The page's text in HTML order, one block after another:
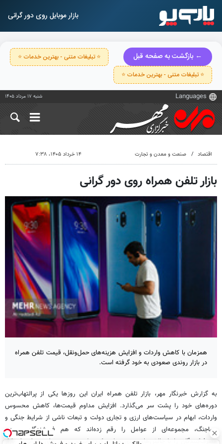
بازار موبایل روی دور گرانی
← بازگشت به صفحه قبل
⭐ تبلیغات متنی - بهترین خدمات ⭐
⭐ تبلیغات متنی - بهترین خدمات ⭐